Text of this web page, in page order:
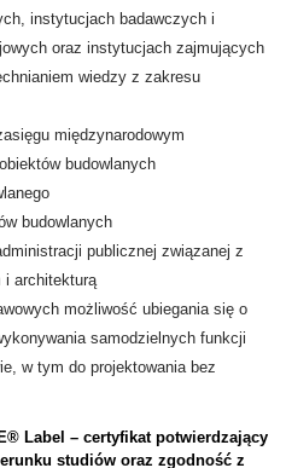
instytucjach badawczych i
oraz instytucjach zajmujących
wiedzy z zakresu
międzynarodowym
budowlanych
budowlanych
publicznej związanej z
i architekturą
możliwość ubiegania się o
samodzielnych funkcji
w tym do projektowania bez
Label – certyfikat potwierdzający
studiów oraz zgodność z